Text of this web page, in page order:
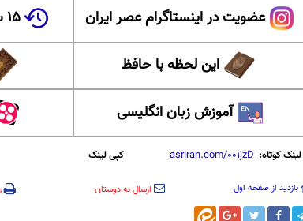
عضویت در اینستاگرام عصر ایران ۱۵ سال پیش در چنین روزی
این لحظه با حافظ
آموزش زبان انگلیسی
لینک کوتاه: کپی لینک
بازدید از صفحه اول ارسال به دوستان